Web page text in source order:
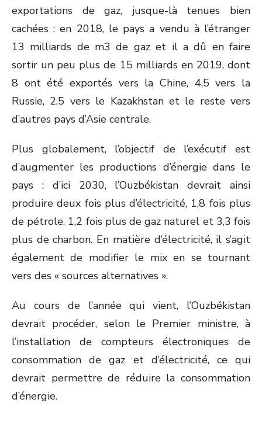
exportations de gaz, jusque-là tenues bien
cachées : en 2018, le pays a vendu à l’étranger
13 milliards de m3 de gaz et il a dû en faire
sortir un peu plus de 15 milliards en 2019, dont
8 ont été exportés vers la Chine, 4,5 vers la
Russie, 2,5 vers le Kazakhstan et le reste vers
d’autres pays d’Asie centrale.
Plus globalement, l’objectif de l’exécutif est
d’augmenter les productions d’énergie dans le
pays : d’ici 2030, l’Ouzbékistan devrait ainsi
produire deux fois plus d’électricité, 1,8 fois plus
de pétrole, 1,2 fois plus de gaz naturel et 3,3 fois
plus de charbon. En matière d’électricité, il s’agit
également de modifier le mix en se tournant
vers des « sources alternatives ».
Au cours de l’année qui vient, l’Ouzbékistan
devrait procéder, selon le Premier ministre, à
l’installation de compteurs électroniques de
consommation de gaz et d’électricité, ce qui
devrait permettre de réduire la consommation
d’énergie.